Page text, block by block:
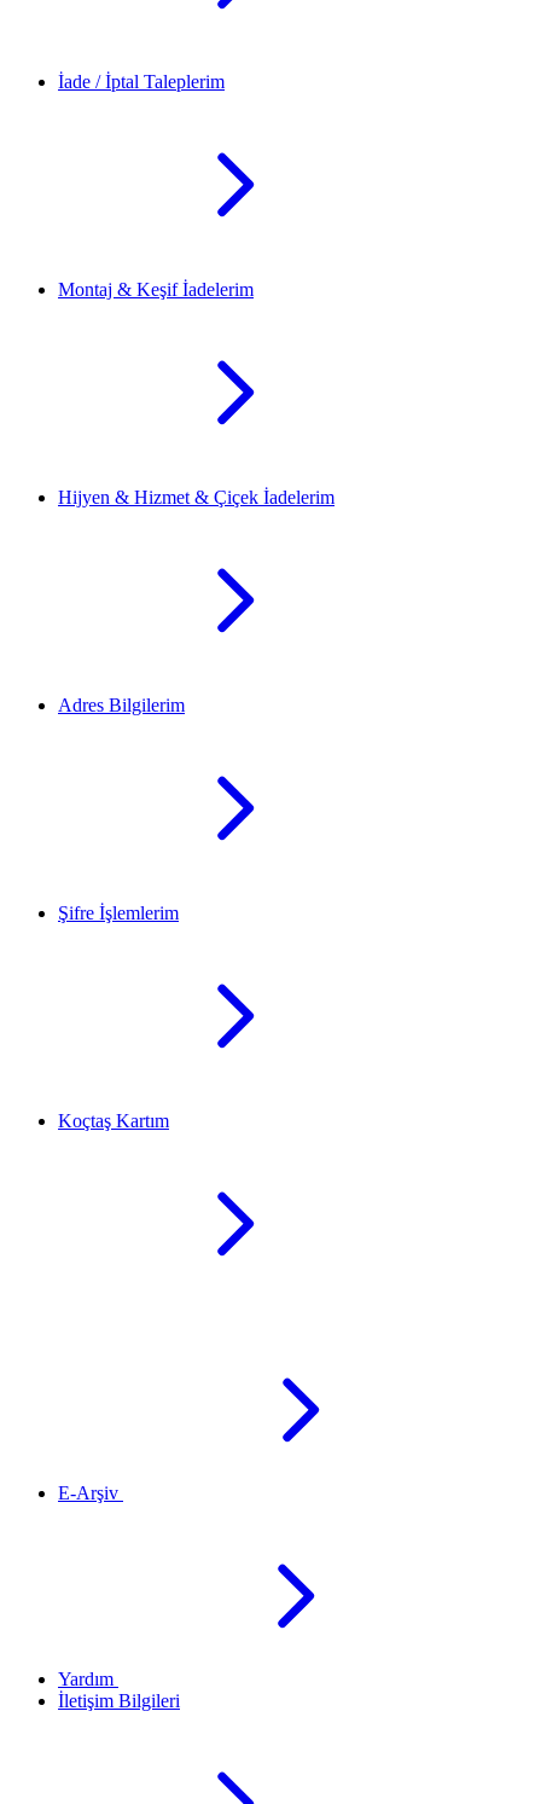
İade / İptal Taleplerim
Montaj & Keşif İadelerim
Hijyen & Hizmet & Çiçek İadelerim
Adres Bilgilerim
Şifre İşlemlerim
Koçtaş Kartım
E-Arşiv
Yardım
İletişim Bilgileri